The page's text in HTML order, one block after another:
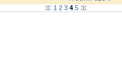
1 2 3 4 5